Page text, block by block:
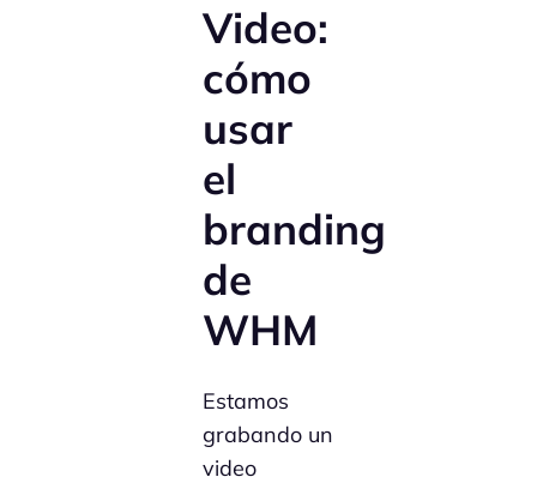
Video:
cómo
usar
el
branding
de
WHM
Estamos
grabando un
video